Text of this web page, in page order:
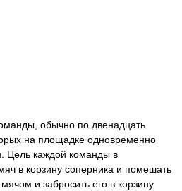
обычно по двенадцать
на площадке одновременно
Цель каждой команды в
в корзину соперника и помешать
и забросить его в корзину